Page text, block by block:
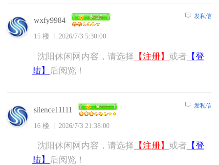
wxfy9984
15 楼 2026/7/3 5:30:00
发私信
沈阳休闲网内容，请选择 【注册】 或者 【登
陆】
后阅览！
silence11111
16 楼 2026/7/3 21:38:00
发私信
沈阳休闲网内容，请选择 【注册】 或者 【登
陆】
后阅览！